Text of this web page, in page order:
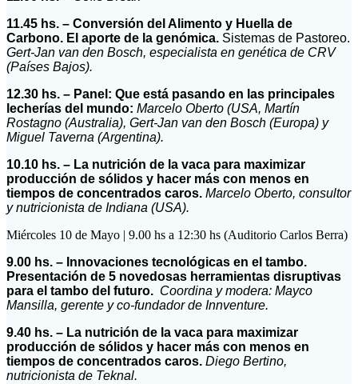
11.45 hs. – Conversión del Alimento y Huella de
Carbono. El aporte de la genómica. Sistemas de Pastoreo.
Gert-Jan van den Bosch, especialista en genética de CRV
(Países Bajos).
12.30 hs. – Panel: Que está pasando en las principales
lecherías del mundo: Marcelo Oberto (USA, Martín
Rostagno (Australia), Gert-Jan van den Bosch (Europa) y
Miguel Taverna (Argentina).
10.10 hs. – La nutrición de la vaca para maximizar
producción de sólidos y hacer más con menos en
tiempos de concentrados caros. Marcelo Oberto, consultor
y nutricionista de Indiana (USA).
Miércoles 10 de Mayo | 9.00 hs a 12:30 hs (Auditorio Carlos Berra)
9.00 hs. – Innovaciones tecnológicas en el tambo.
Presentación de 5 novedosas herramientas disruptivas
para el tambo del futuro. Coordina y modera: Mayco
Mansilla, gerente y co-fundador de Innventure.
9.40 hs. – La nutrición de la vaca para maximizar
producción de sólidos y hacer más con menos en
tiempos de concentrados caros. Diego Bertino,
nutricionista de Teknal.